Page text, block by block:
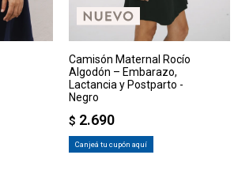
Camisón Maternal Rocío
Algodón – Embarazo,
Lactancia y Postparto -
Negro
$ 2.690
Canjeá tu cupón aquí